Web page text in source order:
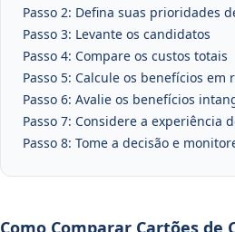
Passo 2: Defina suas prioridades
Passo 3: Levante os candidatos
Passo 4: Compare os custos totais
Passo 5: Calcule os benefícios em
Passo 6: Avalie os benefícios
Passo 7: Considere a experiência
Passo 8: Tome a decisão e
Como Comparar Cartões de